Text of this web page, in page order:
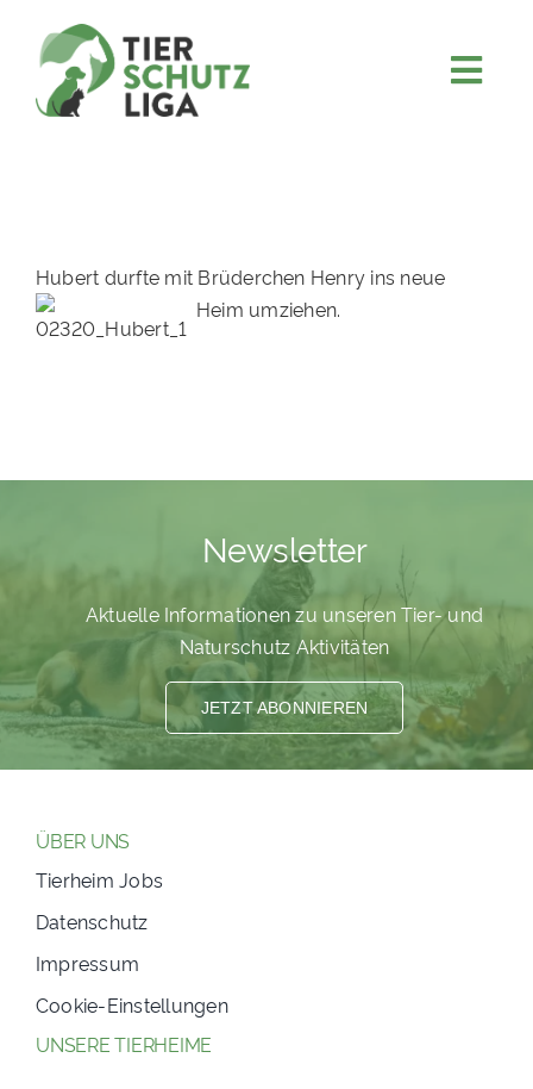
content
MITMACHEN
FÖRDERN & VERERBEN
PATENSCHAFTEN
HELFER WERDEN
RATGEBER
Hubert durfte mit Brüderchen Henry ins neue
Heim umziehen.
Newsletter
Aktuelle Informationen zu unseren Tier- und
Naturschutz Aktivitäten
JETZT ABONNIEREN
ÜBER UNS
Tierheim Jobs
Datenschutz
Impressum
Cookie-Einstellungen
UNSERE TIERHEIME